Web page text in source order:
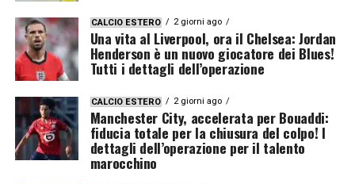
CALCIO ESTERO 2 giorni ago
Una vita al Liverpool, ora il Chelsea: Jordan
Henderson è un nuovo giocatore dei Blues!
Tutti i dettagli dell’operazione
CALCIO ESTERO 2 giorni ago
Manchester City, accelerata per Bouaddi:
fiducia totale per la chiusura del colpo! I
dettagli dell’operazione per il talento
marocchino